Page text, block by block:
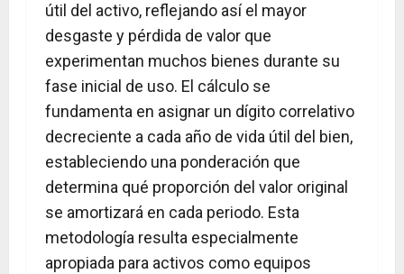
útil del activo, reflejando así el mayor
desgaste y pérdida de valor que
experimentan muchos bienes durante su
fase inicial de uso. El cálculo se
fundamenta en asignar un dígito correlativo
decreciente a cada año de vida útil del bien,
estableciendo una ponderación que
determina qué proporción del valor original
se amortizará en cada periodo. Esta
metodología resulta especialmente
apropiada para activos como equipos